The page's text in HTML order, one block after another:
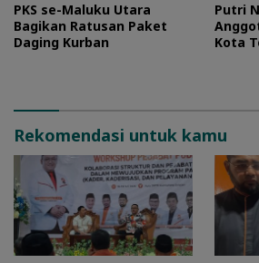
PKS se-Maluku Utara
Bagikan Ratusan Paket
Daging Kurban
Putri
Kota
Rekomendasi untuk kamu